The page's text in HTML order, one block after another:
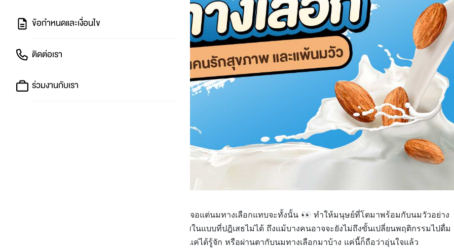
ข้อกำหนดและเงื่อนไข
ติดต่อเรา
ร่วมงานกับเรา
ช่วงนี้ไม่ว่าจะหันหน้าไปทางไหน ก็เจอแต่นมทางเลือกแทบจะทั้งนั้น 👀 ทำให้มนุษย์ที่โตมาพร้อมกับนมวัวอย่าง
พวกเรา ต้องปรับตัวให้เข้ากับกระแสในแบบที่ปฎิเสธไม่ได้ ถึงแม้บางคนอาจจะยังไม่ถึงขั้นเปลี่ยนพฤติกรรมไปดื่ม
นมทางเลือกซะทีเดียว แต่อย่างน้อยแค่ได้รู้จัก หรือผ่านตากับนมทางเลือกมาบ้าง แค่นี้ก็ถือว่าอุ่นใจแล้ว